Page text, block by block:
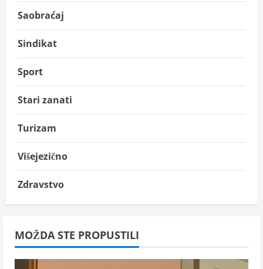
Saobraćaj
Sindikat
Sport
Stari zanati
Turizam
Višejezično
Zdravstvo
MOŽDA STE PROPUSTILI